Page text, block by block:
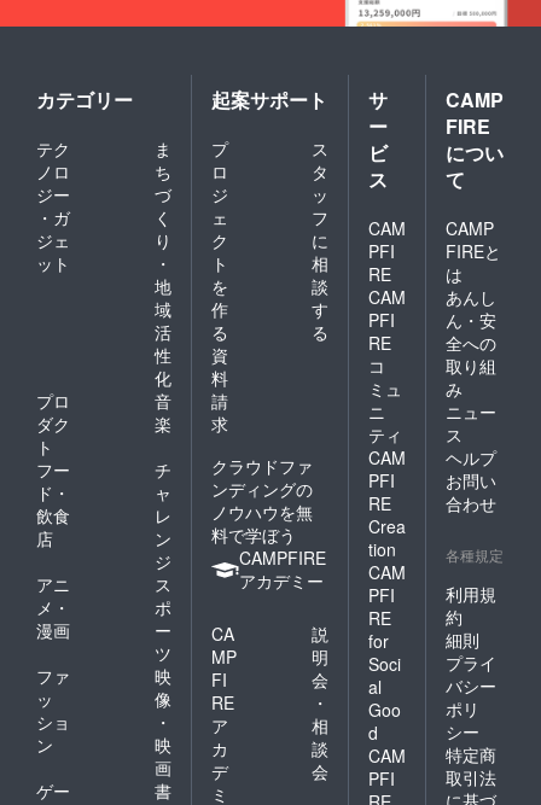
作成さ
ます。
空欄ご
希望の
場合
は、空
欄とご
記載く
い。
ネーム
ない場
合・6文
字以上
の記載
がある
場合・
特殊文
号で表
示でき
ない場
合は、
空欄で
作成さ
せてい
ただき
ます。
空欄ご
希望の
場合
は、空
欄とご
記載く
ト リ
送と一
緒にお
送りい
たしま
す。
ネーム
プレー
名前
は、備
考欄に
記載さ
れたお
名前が
使用さ
れま
す。 ※
備考欄
へ記載
希望の
お名前
（ニッ
クネー
ム）を
くださ
お名前
（ニッ
クネー
ム可）
は、6文
字まで
お願い
いたし
ます。
※特殊文
字・記
日会場
ワース
タンド
に生誕
祭支援
者とし
てお名
前を掲
ていた
だきま
す。 備
考欄に
記載希
望のお
名前
（ニッ
クネー
ム可）
を記載
くださ
い。 ⑤
クラウ
ドファ
ンディ
定グッ
ウド
ファン
ディン
グご支
援者限
定の
グッズ
をご用
意させ
ていた
だきま
カテゴリー
テク
ノロ
ジー
・ガ
ジェ
ット
ま
ち
づ
く
り
・
地
域
活
性
化
プロ
ダク
ト
音
楽
フー
ド・
飲食
店
チ
ャ
レ
ン
ジ
アニ
メ・
漫画
ス
ポ
ー
ツ
ファ
ッ
ショ
ン
映
像
・
映
画
ゲー
書
起案サポート
プ
ロ
ジ
ェ
ク
ト
を
作
る
ス
タ
ッ
フ
に
相
談
す
る
資
料
請
求
クラウドファ
ンディングの
ノウハウを無
料で学ぼう
CAMPFIRE
アカデミー
CA
MP
FI
RE
ア
カ
デ
ミ
説
明
会
・
相
談
会
サ
ー
ビ
ス
CAM
PFI
RE
CAM
PFI
RE
コ
ミュ
ニ
ティ
CAM
PFI
RE
Crea
tion
CAM
PFI
RE
for
Soci
al
Goo
d
CAM
PFI
CAMP
FIRE
につい
て
CAMP
FIREと
は
あんし
ん・安
全への
取り組
み
ニュー
ス
ヘルプ
お問い
合わせ
各種規定
利用規
約
細則
プライ
バシー
ポリ
シー
特定商
取引法